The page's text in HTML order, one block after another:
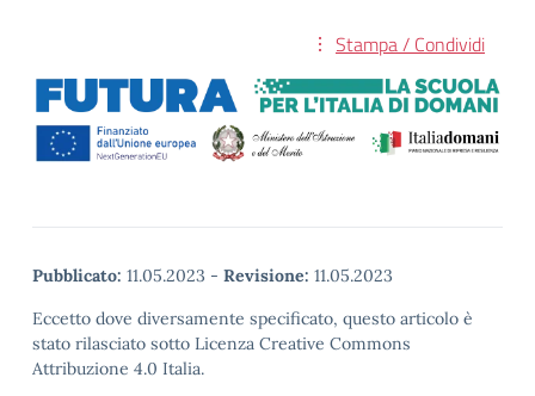
Stampa / Condividi
Pubblicato: 11.05.2023 - Revisione: 11.05.2023
Eccetto dove diversamente specificato, questo articolo è
stato rilasciato sotto Licenza Creative Commons
Attribuzione 4.0 Italia.